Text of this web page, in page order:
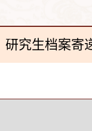
研究生档案寄